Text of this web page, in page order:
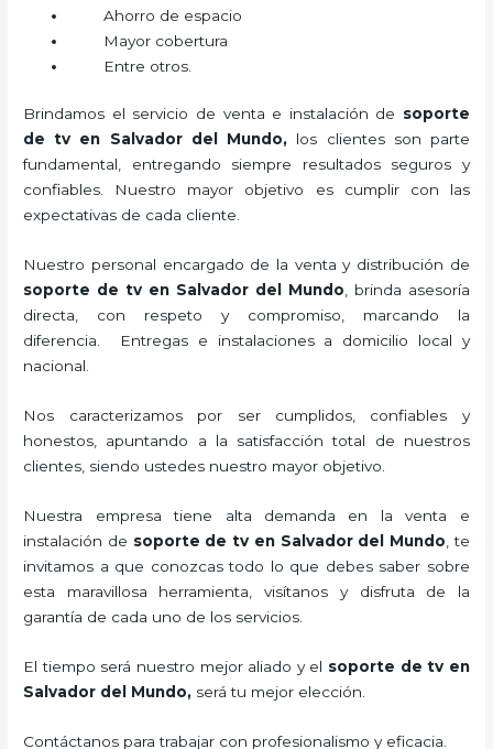
Ahorro de espacio
Mayor cobertura
Entre otros.
Brindamos el servicio de venta e instalación de soporte
de tv en Salvador del Mundo, los clientes son parte
fundamental, entregando siempre resultados seguros y
confiables. Nuestro mayor objetivo es cumplir con las
expectativas de cada cliente.
Nuestro personal encargado de la venta y distribución de
soporte de tv en Salvador del Mundo, brinda asesoría
directa, con respeto y compromiso, marcando la
diferencia. Entregas e instalaciones a domicilio local y
nacional.
Nos caracterizamos por ser cumplidos, confiables y
honestos, apuntando a la satisfacción total de nuestros
clientes, siendo ustedes nuestro mayor objetivo.
Nuestra empresa tiene alta demanda en la venta e
instalación de soporte de tv en Salvador del Mundo , te
invitamos a que conozcas todo lo que debes saber sobre
esta maravillosa herramienta, visítanos y disfruta de la
garantía de cada uno de los servicios.
El tiempo será nuestro mejor aliado y el soporte de tv en
Salvador del Mundo, será tu mejor elección.
Contáctanos para trabajar con profesionalismo y eficacia.